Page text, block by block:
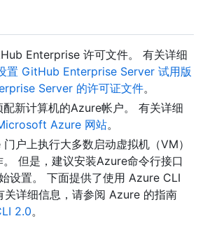
Enterprise 许可文件。 有关详细
置 GitHub Enterprise Server 试用版
Server 的许可证文件。
配新计算机的Azure帐户。 有关详细
Azure 网站。
户上执行大多数启动虚拟机（VM）
。 但是，建议安装Azure命令行接口
始设置。 下面提供了使用 Azure CLI
关详细信息，请参阅 Azure 的指南
2.0。